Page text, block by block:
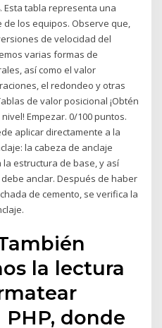
Esta tabla representa una
de los equipos. Observe que,
de velocidad del
varias formas de
así como el valor
el redondeo y otras
de valor posicional ¡Obtén
Empezar. 0/100 puntos.
aplicar directamente a la
la cabeza de anclaje
estructura de base, y así
anclar. Después de haber
de cemento, se verifica la
la lectura
donde